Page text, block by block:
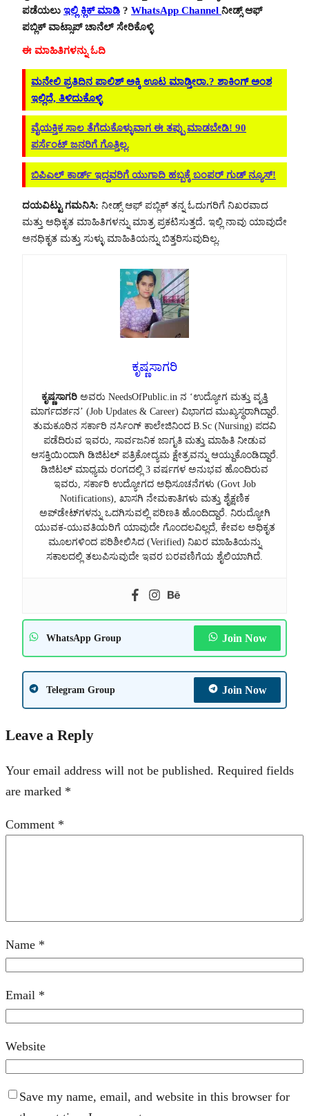
ಪಡೆಯಲು ಇಲ್ಲಿ ಕ್ಲಿಕ್ ಮಾಡಿ ? WhatsApp Channel ನೀಡ್ಸ್ ಆಫ್
ಪಬ್ಲಿಕ್ ವಾಟ್ಸಾಪ್ ಚಾನೆಲ್ ಸೇರಿಕೊಳ್ಳಿ
ಈ ಮಾಹಿತಿಗಳನ್ನು ಓದಿ
ಮನೇಲಿ ಪ್ರತಿದಿನ ಪಾಲಿಶ್ ಅಕ್ಕಿ ಊಟ ಮಾಡ್ತೀರಾ.? ಶಾಕಿಂಗ್ ಅಂಶ
ಇಲ್ಲಿದೆ, ತಿಳಿದುಕೊಳ್ಳಿ
ವೈಯಕ್ತಿಕ ಸಾಲ ತೆಗೆದುಕೊಳ್ಳುವಾಗ ಈ ತಪ್ಪು ಮಾಡಬೇಡಿ! 90
ಪರ್ಸೆಂಟ್ ಜನರಿಗೆ ಗೊತ್ತಿಲ್ಲ.
ಬಿಪಿಎಲ್ ಕಾರ್ಡ್ ಇದ್ದವರಿಗೆ ಯುಗಾದಿ ಹಬ್ಬಕ್ಕೆ ಬಂಪರ್ ಗುಡ್ ನ್ಯೂಸ್!
ದಯವಿಟ್ಟು ಗಮನಿಸಿ: ನೀಡ್ಸ್ ಆಫ್ ಪಬ್ಲಿಕ್ ತನ್ನ ಓದುಗರಿಗೆ ನಿಖರವಾದ
ಮತ್ತು ಅಧಿಕೃತ ಮಾಹಿತಿಗಳನ್ನು ಮಾತ್ರ ಪ್ರಕಟಿಸುತ್ತದೆ. ಇಲ್ಲಿ ನಾವು ಯಾವುದೇ
ಅನಧಿಕೃತ ಮತ್ತು ಸುಳ್ಳು ಮಾಹಿತಿಯನ್ನು ಬಿತ್ತರಿಸುವುದಿಲ್ಲ.
ಕೃಷ್ಣಸಾಗರಿ
ಕೃಷ್ಣಸಾಗರಿ ಅವರು NeedsOfPublic.in ನ ‘ಉದ್ಯೋಗ ಮತ್ತು ವೃತ್ತಿ
ಮಾರ್ಗದರ್ಶನ’ (Job Updates & Career) ವಿಭಾಗದ ಮುಖ್ಯಸ್ಥರಾಗಿದ್ದಾರೆ.
ತುಮಕೂರಿನ ಸರ್ಕಾರಿ ನರ್ಸಿಂಗ್ ಕಾಲೇಜಿನಿಂದ B.Sc (Nursing) ಪದವಿ
ಪಡೆದಿರುವ ಇವರು, ಸಾರ್ವಜನಿಕ ಜಾಗೃತಿ ಮತ್ತು ಮಾಹಿತಿ ನೀಡುವ
ಆಸಕ್ತಿಯಿಂದಾಗಿ ಡಿಜಿಟಲ್ ಪತ್ರಿಕೋದ್ಯಮ ಕ್ಷೇತ್ರವನ್ನು ಆಯ್ದುಕೊಂಡಿದ್ದಾರೆ.
ಡಿಜಿಟಲ್ ಮಾಧ್ಯಮ ರಂಗದಲ್ಲಿ 3 ವರ್ಷಗಳ ಅನುಭವ ಹೊಂದಿರುವ
ಇವರು, ಸರ್ಕಾರಿ ಉದ್ಯೋಗದ ಅಧಿಸೂಚನೆಗಳು (Govt Job
Notifications), ಖಾಸಗಿ ನೇಮಕಾತಿಗಳು ಮತ್ತು ಶೈಕ್ಷಣಿಕ
ಅಪ್‌ಡೇಟ್‌ಗಳನ್ನು ಒದಗಿಸುವಲ್ಲಿ ಪರಿಣತಿ ಹೊಂದಿದ್ದಾರೆ. ನಿರುದ್ಯೋಗಿ
ಯುವಕ-ಯುವತಿಯರಿಗೆ ಯಾವುದೇ ಗೊಂದಲವಿಲ್ಲದೆ, ಕೇವಲ ಅಧಿಕೃತ
ಮೂಲಗಳಿಂದ ಪರಿಶೀಲಿಸಿದ (Verified) ನಿಖರ ಮಾಹಿತಿಯನ್ನು
ಸಕಾಲದಲ್ಲಿ ತಲುಪಿಸುವುದೇ ಇವರ ಬರವಣಿಗೆಯ ಶೈಲಿಯಾಗಿದೆ.
WhatsApp Group Join Now
Telegram Group Join Now
Leave a Reply
Your email address will not be published. Required fields
are marked *
Comment *
Name *
Email *
Website
Save my name, email, and website in this browser for